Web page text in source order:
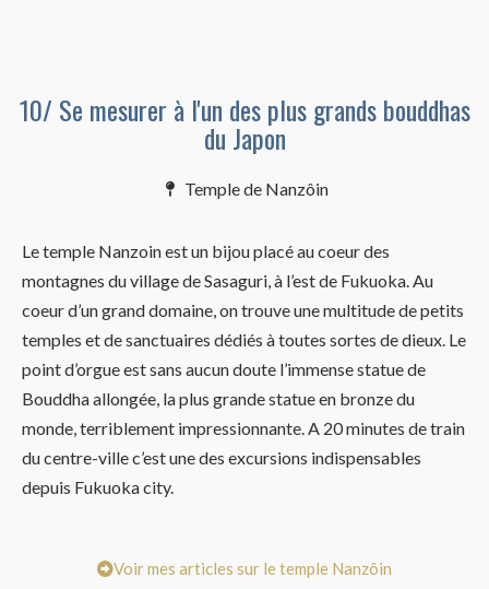
10/ Se mesurer à l'un des plus grands bouddhas
du Japon
Temple de Nanzôin
Le temple Nanzoin est un bijou placé au coeur des
montagnes du village de Sasaguri, à l’est de Fukuoka. Au
coeur d’un grand domaine, on trouve une multitude de petits
temples et de sanctuaires dédiés à toutes sortes de dieux. Le
point d’orgue est sans aucun doute l’immense statue de
Bouddha allongée, la plus grande statue en bronze du
monde, terriblement impressionnante. A 20 minutes de train
du centre-ville c’est une des excursions indispensables
depuis Fukuoka city.
Voir mes articles sur le temple Nanzôin